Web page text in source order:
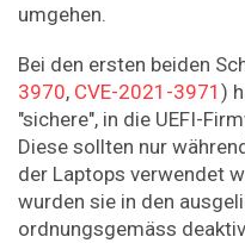
umgehen.
Bei den ersten beiden
3970, CVE-2021-3971 )
"sichere", in die UEFI-
Diese sollten nur
der Laptops verwendet
wurden sie in den
ordnungsgemäss